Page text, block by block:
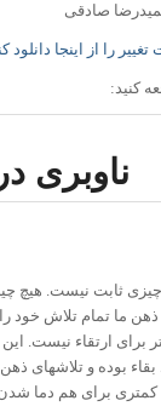
صادقی
را از اینجا دانلود
کنید:
ناوبری
ثابت نیست. هیچ
ذهن ما تمام تلاش
برای ارتقاء نیست.
بوده و تلاش­های
برای هم دما